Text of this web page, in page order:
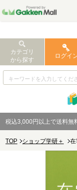
カテゴリ
から探す
ログイ
税込3,000円以上で送料無
TOP ショップ学研＋